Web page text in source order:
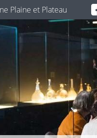
Plaine et Plateau